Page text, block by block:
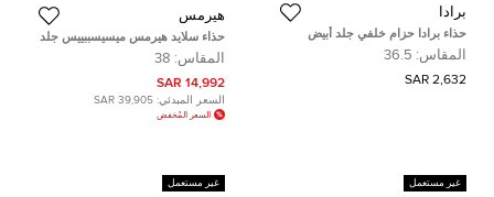
برادا
حذاء برادا حزام خلفي جلد أبيض
مقاس 36.5
المقاس: 36.5
2,632 SAR
هيرمس
حذاء سلايد هيرمس ميسيسببييس جلد
تمساح بيج وفراء فلات مقاس 38
المقاس: 38
14,992 SAR
السعر المبدئي: 39,905 SAR
السعر المُخفض
غير مستعمل غير مستعمل